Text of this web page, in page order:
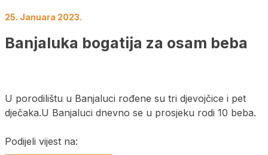
25. Januara 2023.
Banjaluka bogatija za osam beba
U porodilištu u Banjaluci rođene su tri djevojčice i pet
dječaka.U Banjaluci dnevno se u prosjeku rodi 10 beba.
Podijeli vijest na: